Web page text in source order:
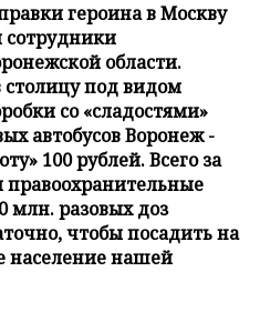
героина в Москву
области.
столицу под видом
со «сладостями»
автобусов Воронеж -
100 рублей. Всего за
правоохранительные
млн. разовых доз
чтобы посадить на
население нашей